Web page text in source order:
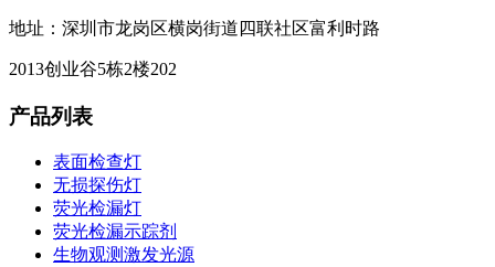
地址：深圳市龙岗区横岗街道四联社区富利时路
2013创业谷5栋2楼202
产品列表
表面检查灯
无损探伤灯
荧光检漏灯
荧光检漏示踪剂
生物观测激发光源